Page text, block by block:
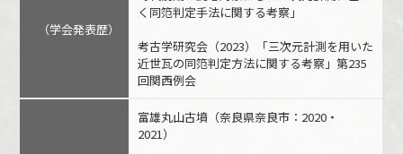
（学会発表歴）
く同笵判定手法に関する考察」
考古学研究会（2023）「三次元計測を用いた
近世瓦の同笵判定方法に関する考察」第235
回関西例会
富雄丸山古墳（奈良県奈良市：2020・
2021）